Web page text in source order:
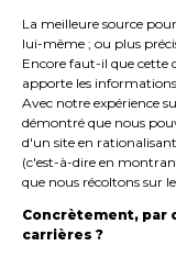
La meilleure source
lui-même ; ou plus
Encore faut-il que cette
apporte les
Avec notre expérience
démontré que nous
d'un site en rationalisant
(c'est-à-dire en
que nous récoltons sur
Concrètement, par
carrières ?